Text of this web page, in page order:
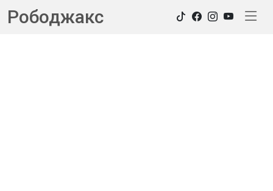
Рободжакс